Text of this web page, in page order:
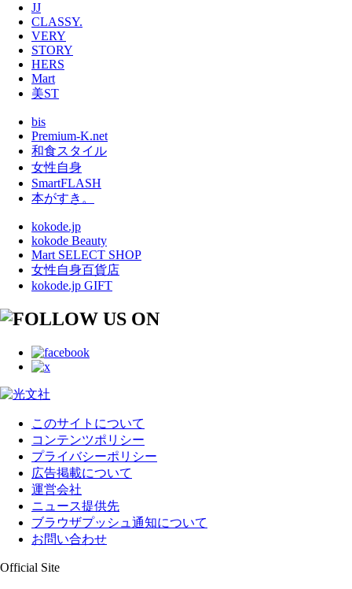
JJ
CLASSY.
VERY
STORY
HERS
Mart
美ST
bis
Premium-K.net
和食スタイル
女性自身
SmartFLASH
本がすき。
kokode.jp
kokode Beauty
Mart SELECT SHOP
女性自身百貨店
kokode.jp GIFT
このサイトについて
コンテンツポリシー
プライバシーポリシー
広告掲載について
運営会社
ニュース提供先
ブラウザプッシュ通知について
お問い合わせ
Official Site